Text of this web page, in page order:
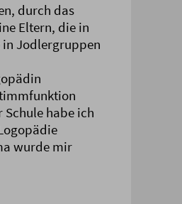
durch das
Eltern, die in
Jodlergruppen
habe ich
wurde mir